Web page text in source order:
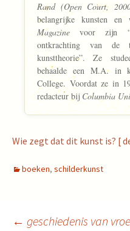
Rand (Open Court,
belangrijke kunsten en
Magazinevoor zijn
ontkrachting van de
kunsttheorie”. Ze
behaalde een M.A. in
College. Voordat ze in
redacteur bijColumbia
Wie zegt dat dit kunst is? [
boeken, schilderkunst
← geschiedenis van